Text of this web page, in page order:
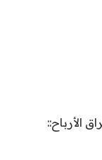
الأرباح::